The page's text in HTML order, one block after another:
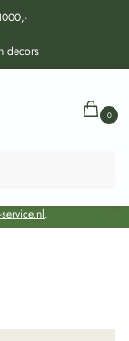
decors
0
een EXTRA
levertijd.
.